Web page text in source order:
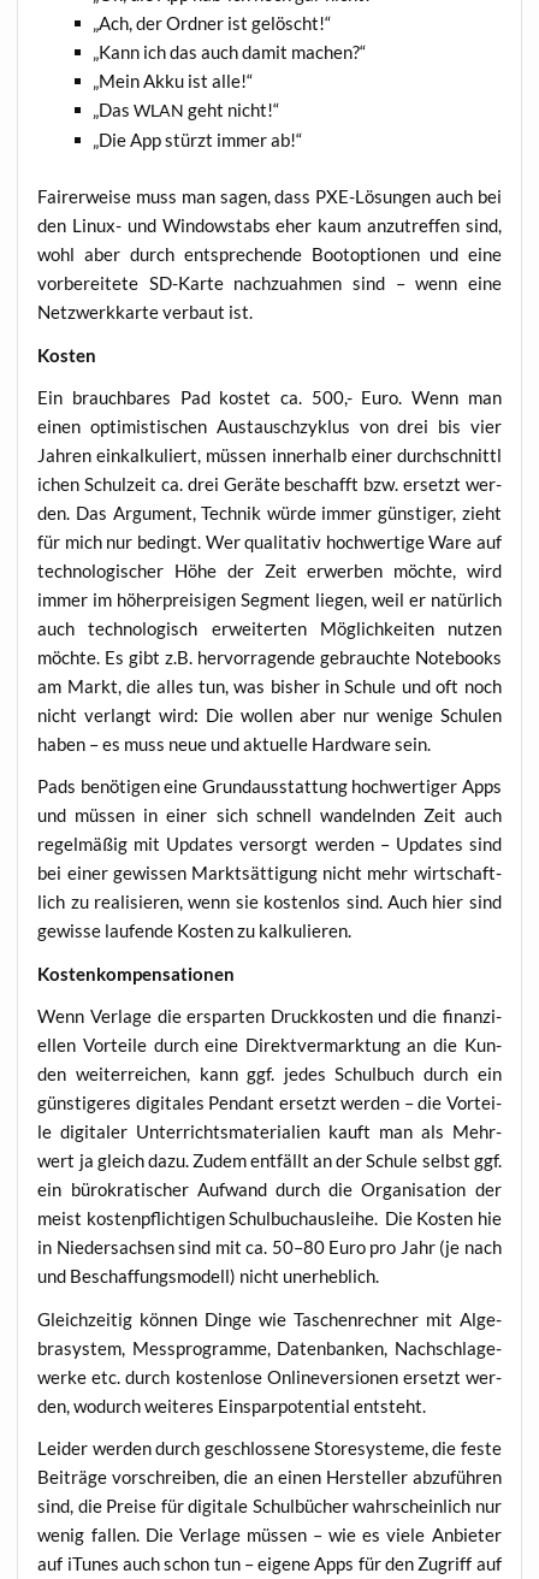
„Ach, der Ord­ner ist gelöscht!“
„Kann ich das auch damit machen?“
„Mein Akku ist alle!“
„Das WLAN geht nicht!“
„Die App stürzt immer ab!“
Fai­rer­wei­se muss man sagen, dass PXE-Lösun­gen auch bei
den Linux- und Win­dow­stabs eher kaum anzu­tref­fen sind,
wohl aber durch ent­spre­chen­de Boot­op­tio­nen und eine
vor­be­rei­te­te SD-Kar­te nach­zu­ah­men sind – wenn eine
Netz­werk­kar­te ver­baut ist.
Kos­ten
Ein brauch­ba­res Pad kos­tet ca. 500,- Euro. Wenn man
einen opti­mis­ti­schen Aus­tausch­zy­klus von drei bis vier
Jah­ren ein­kal­ku­liert, müs­sen inner­halb einer durch­schnitt­l
i­chen Schul­zeit ca. drei Gerä­te beschafft bzw. ersetzt wer­
den. Das Argu­ment, Tech­nik wür­de immer güns­ti­ger, zieht
für mich nur bedingt. Wer qua­li­ta­tiv hoch­wer­ti­ge Ware auf
tech­no­lo­gi­scher Höhe der Zeit erwer­ben möch­te, wird
immer im höher­prei­si­gen Seg­ment lie­gen, weil er natür­lich
auch tech­no­lo­gisch erwei­ter­ten Mög­lich­kei­ten nut­zen
möch­te. Es gibt z.B. her­vor­ra­gen­de gebrauch­te Note­books
am Markt, die alles tun, was bis­her in Schu­le und oft noch
nicht ver­langt wird: Die wol­len aber nur weni­ge Schu­len
haben – es muss neue und aktu­el­le Hard­ware sein.
Pads benö­ti­gen eine Grund­aus­stat­tung hoch­wer­ti­ger Apps
und müs­sen in einer sich schnell wan­deln­den Zeit auch
regel­mä­ßig mit Updates ver­sorgt wer­den – Updates sind
bei einer gewis­sen Markt­sät­ti­gung nicht mehr wirt­schaft­
lich zu rea­li­sie­ren, wenn sie kos­ten­los sind. Auch hier sind
gewis­se lau­fen­de Kos­ten zu kalkulieren.
Kos­ten­kom­pen­sa­tio­nen
Wenn Ver­la­ge die erspar­ten Druck­kos­ten und die finan­zi­
el­len Vor­tei­le durch eine Direkt­ver­mark­tung an die Kun­
den wei­ter­rei­chen, kann ggf. jedes Schul­buch durch ein
güns­ti­ge­res digi­ta­les Pen­dant ersetzt wer­den – die Vor­tei­
le digi­ta­ler Unter­richts­ma­te­ria­li­en kauft man als Mehr­
wert ja gleich dazu. Zudem ent­fällt an der Schu­le selbst ggf.
ein büro­kra­ti­scher Auf­wand durch die Orga­ni­sa­ti­on der
meist kos­ten­pflich­ti­gen Schul­buch­aus­lei­he. Die Kos­ten hie
in Nie­der­sach­sen sind mit ca. 50–80 Euro pro Jahr (je nach
und Beschaf­fungs­mo­dell) nicht unerheblich.
Gleich­zei­tig kön­nen Din­ge wie Taschen­rech­ner mit Alge­
bra­sys­tem, Mess­pro­gram­me, Daten­ban­ken, Nach­schla­ge­
wer­ke etc. durch kos­ten­lo­se Onlin­ever­sio­nen ersetzt wer­
den, wodurch wei­te­res Ein­spar­po­ten­ti­al entsteht.
Lei­der wer­den durch geschlos­se­ne Store­sys­te­me, die fes­te
Bei­trä­ge vor­schrei­ben, die an einen Her­stel­ler abzu­füh­ren
sind, die Prei­se für digi­ta­le Schul­bü­cher wahr­schein­lich nur
wenig fal­len. Die Ver­la­ge müs­sen – wie es vie­le Anbie­ter
auf iTu­nes auch schon tun – eige­ne Apps für den Zugriff auf